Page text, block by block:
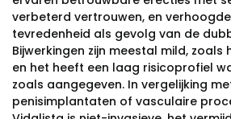
verbeterd vertrouwen, en
tevredenheid als gevolg van de
Bijwerkingen zijn meestal mild,
en het heeft een laag risicoprofiel
zoals aangegeven. In vergelijking
penisimplantaten of vasculaire